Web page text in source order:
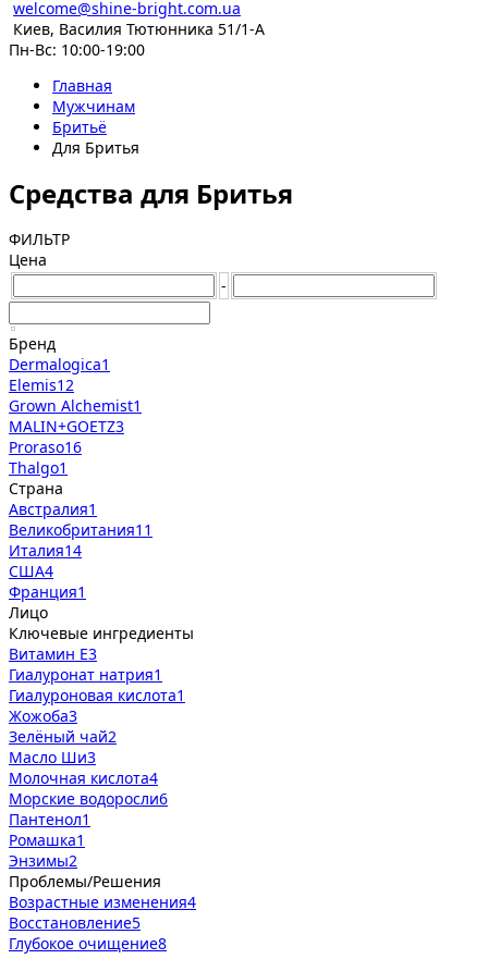
welcome@shine-bright.com.ua
Киев, Василия Тютюнника 51/1-А
Пн-Вс: 10:00-19:00
Главная
Мужчинам
Бритьё
Для Бритья
Средства для Бритья
ФИЛЬТР
Цена
-
Бренд
Dermalogica1
Elemis12
Grown Alchemist1
MALIN+GOETZ3
Proraso16
Thalgo1
Страна
Австралия1
Великобритания11
Италия14
США4
Франция1
Лицо
Ключевые ингредиенты
Витамин Е3
Гиалуронат натрия1
Гиалуроновая кислота1
Жожоба3
Зелёный чай2
Масло Ши3
Молочная кислота4
Морские водоросли6
Пантенол1
Ромашка1
Энзимы2
Проблемы/Решения
Возрастные изменения4
Восстановление5
Глубокое очищение8